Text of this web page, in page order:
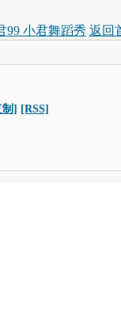
99 小君舞蹈秀 返回
制] [RSS]